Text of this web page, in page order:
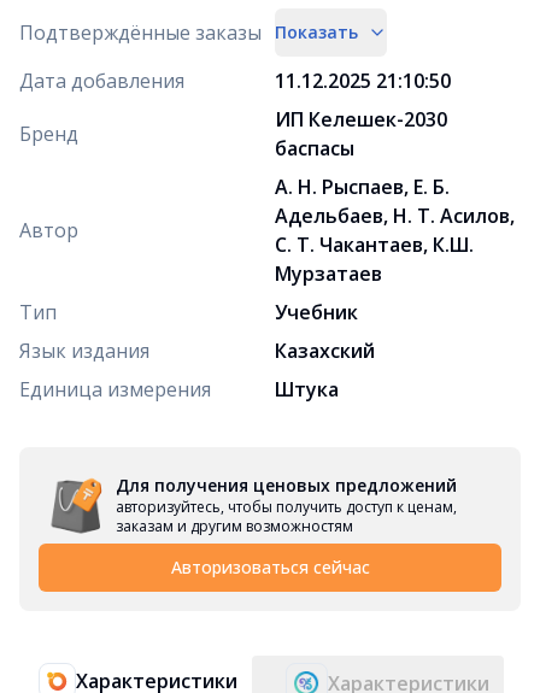
Подтверждённые заказы
Показать
Дата добавления
11.12.2025 21:10:50
Бренд
ИП Келешек-2030
баспасы
Автор
А. Н. Рыспаев, Е. Б.
Адельбаев, Н. Т. Асилов,
С. Т. Чакантаев, К.Ш.
Мурзатаев
Тип
Учебник
Язык издания
Казахский
Единица измерения
Штука
Для получения ценовых предложений
авторизуйтесь, чтобы получить доступ к ценам,
заказам и другим возможностям
Авторизоваться сейчас
Характеристики Характеристики